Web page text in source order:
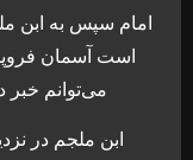
امام سپس به ابن
است آسمان
می‌توانم
ابن ملجم در